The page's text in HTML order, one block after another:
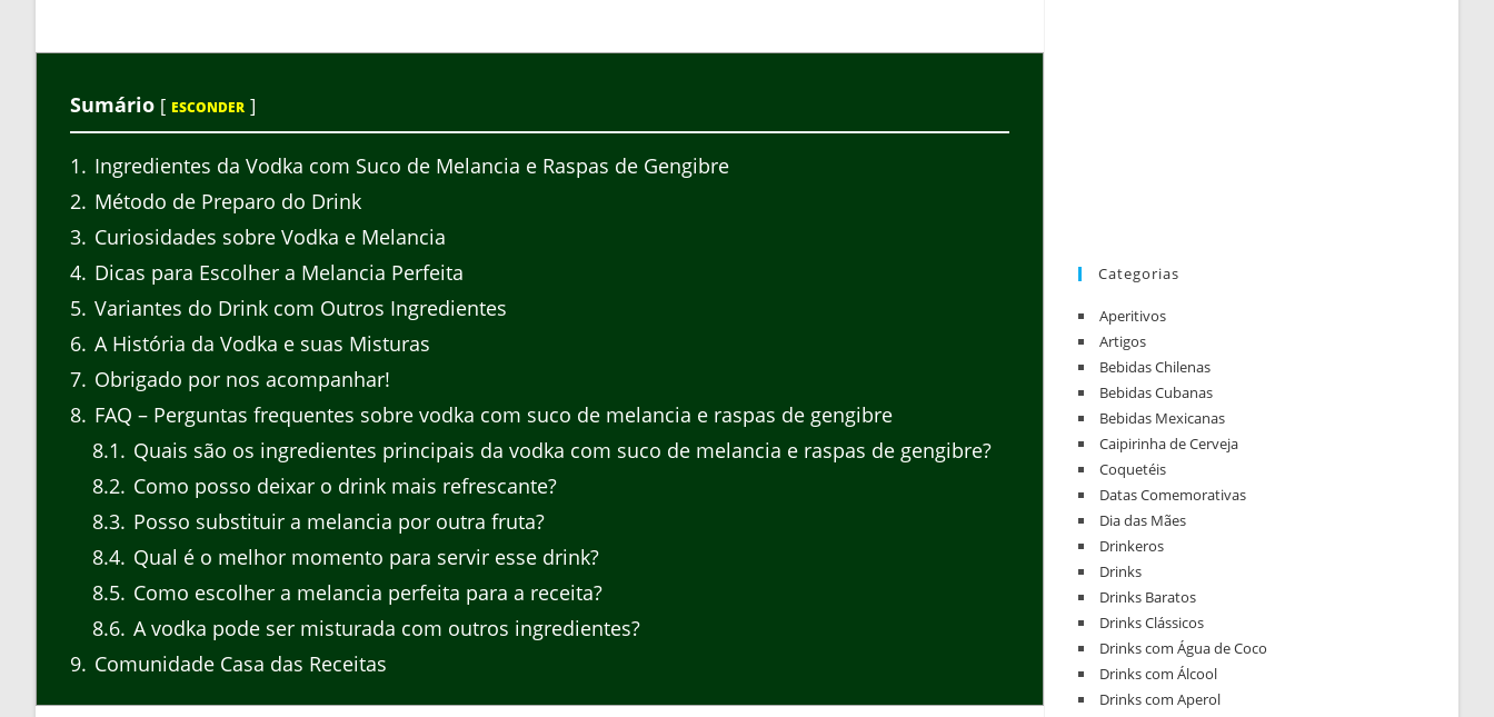
Sumário [ ESCONDER ]
1
Ingredientes da Vodka com Suco de Melancia e Raspas de Gengibre
2 Método de Preparo do Drink
3 Curiosidades sobre Vodka e Melancia
4 Dicas para Escolher a Melancia Perfeita
5 Variantes do Drink com Outros Ingredientes
6 A História da Vodka e suas Misturas
7 Obrigado por nos acompanhar!
8 FAQ – Perguntas frequentes sobre vodka com suco de melancia e raspas de gengibre
8.1
Quais são os ingredientes principais da vodka com suco de melancia e raspas de gengibre?
8.2 Como posso deixar o drink mais refrescante?
8.3 Posso substituir a melancia por outra fruta?
8.4 Qual é o melhor momento para servir esse drink?
8.5 Como escolher a melancia perfeita para a receita?
8.6 A vodka pode ser misturada com outros ingredientes?
9 Comunidade Casa das Receitas
Categorias
Aperitivos
Artigos
Bebidas Chilenas
Bebidas Cubanas
Bebidas Mexicanas
Caipirinha de Cerveja
Coquetéis
Datas Comemorativas
Dia das Mães
Drinkeros
Drinks
Drinks Baratos
Drinks Clássicos
Drinks com Água de Coco
Drinks com Álcool
Drinks com Aperol